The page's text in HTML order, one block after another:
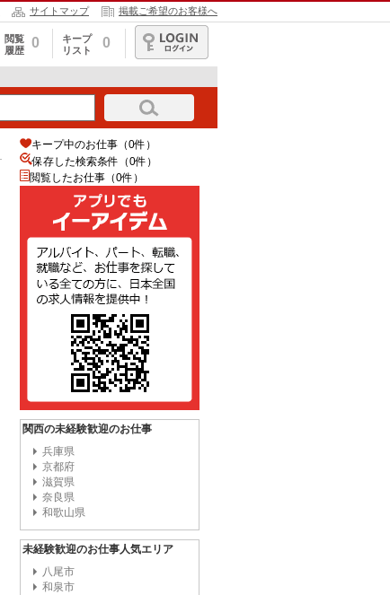
サイトマップ 掲載ご希望のお客様へ
閲覧
履歴
0
キープ
リスト
0
ログイン
キープ中のお仕事（0件）
保存した検索条件（0件）
閲覧したお仕事（0件）
関西の未経験歓迎のお仕事
兵庫県
京都府
滋賀県
奈良県
和歌山県
未経験歓迎のお仕事人気エリア
八尾市
和泉市